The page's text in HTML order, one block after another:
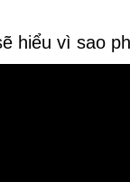
hiểu vì sao